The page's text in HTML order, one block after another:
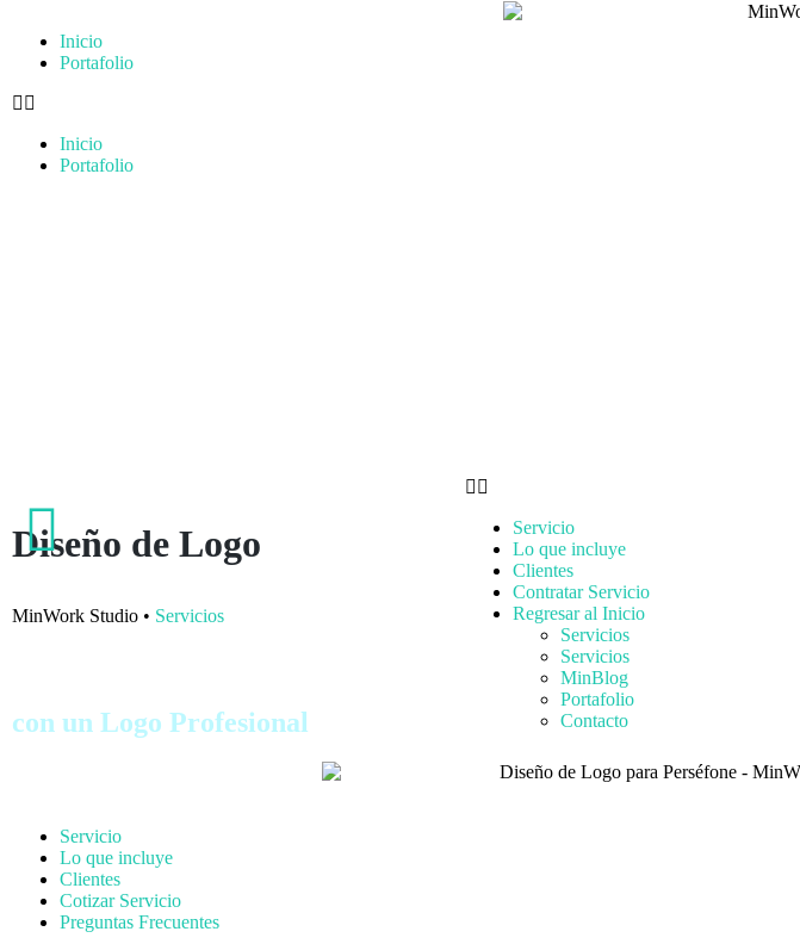
Inicio
Portafolio
Inicio
Portafolio
Servicio
Lo que incluye
Clientes
Contratar Servicio
Regresar al Inicio
Servicios
Servicios
MinBlog
Portafolio
Contacto
Diseño de Logo
MinWork Studio • Servicios
con un Logo Profesional
Servicio
Lo que incluye
Clientes
Cotizar Servicio
Preguntas Frecuentes